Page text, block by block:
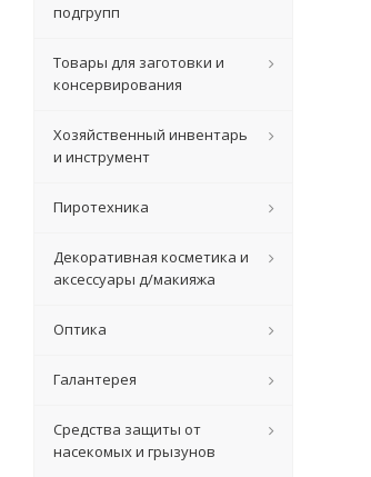
подгрупп
Товары для заготовки и
консервирования
Хозяйственный инвентарь
и инструмент
Пиротехника
Декоративная косметика и
аксессуары д/макияжа
Оптика
Галантерея
Средства защиты от
насекомых и грызунов